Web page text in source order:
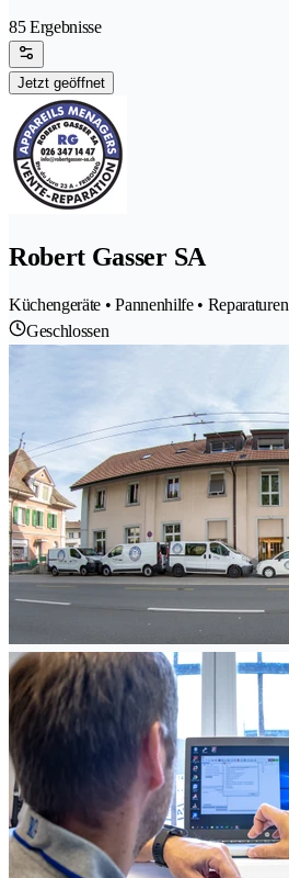
85 Ergebnisse
Jetzt geöffnet
Robert Gasser SA
Küchengeräte • Pannenhilfe • Reparaturen
Geschlossen